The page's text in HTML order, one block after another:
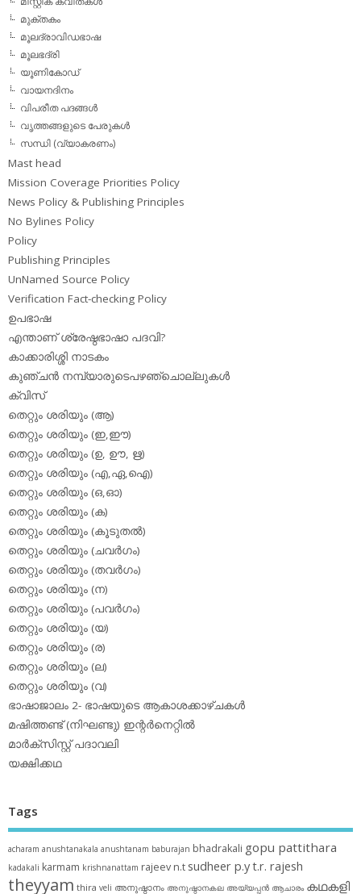
മുക്തകം
മൂലദ്രാവിഡഭാഷ
മൂലഭദ്രി
യൂണികോഡ്
വായനദിനം
വിപരീത പദങ്ങള്‍
വൃത്തങ്ങളുടെ പേരുകള്‍
സന്ധി (വ്യാകരണം)
Mast head
Mission Coverage Priorities Policy
News Policy & Publishing Principles
No Bylines Policy
Policy
Publishing Principles
UnNamed Source Policy
Verification Fact-checking Policy
ഉപഭാഷ
എന്താണ് ശ്രേഷ്ഠഭാഷാ പദവി?
കാക്കാരിശ്ശി നാടകം
കുഞ്ചന്‍ നമ്പ്യാരുടെപഴഞ്ചൊല്ലുകള്‍
ക്വിസ്
തെറ്റും ശരിയും (ആ)
തെറ്റും ശരിയും (ഇ,ഈ)
തെറ്റും ശരിയും (ഉ, ഊ, ഋ)
തെറ്റും ശരിയും (എ,ഏ,ഐ)
തെറ്റും ശരിയും (ഒ,ഓ)
തെറ്റും ശരിയും (ക)
തെറ്റും ശരിയും (കൂടുതല്‍)
തെറ്റും ശരിയും (ചവര്‍ഗം)
തെറ്റും ശരിയും (തവര്‍ഗം)
തെറ്റും ശരിയും (ന)
തെറ്റും ശരിയും (പവര്‍ഗം)
തെറ്റും ശരിയും (യ)
തെറ്റും ശരിയും (ര)
തെറ്റും ശരിയും (ല)
തെറ്റും ശരിയും (വ)
ഭാഷാജാലം 2- ഭാഷയുടെ ആകാശക്കാഴ്ചകള്‍
മഷിത്തണ്ട് (നിഘണ്ടു) ഇന്റര്‍നെറ്റില്‍
മാര്‍ക്‌സിസ്റ്റ് പദാവലി
യക്ഷിക്കഥ
Tags
acharam anushtanakala anushtanam baburajan bhadrakali gopu pattithara
kadakali karmam krishnanattam rajeev n.t sudheer p.yt.r. rajesh
theyyam thira veli അനുഷ്ഠാനം അനുഷ്ഠാനകല അയ്യപ്പന്‍ ആചാരം കഥകളി